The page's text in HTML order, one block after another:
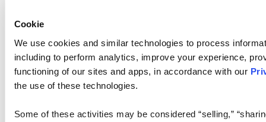
Cookie
We use cookies and similar technologies to process
including to perform analytics, improve your experience,
functioning of our sites and apps, in accordance with our
the use of these technologies.
Some of these activities may be considered “selling,”